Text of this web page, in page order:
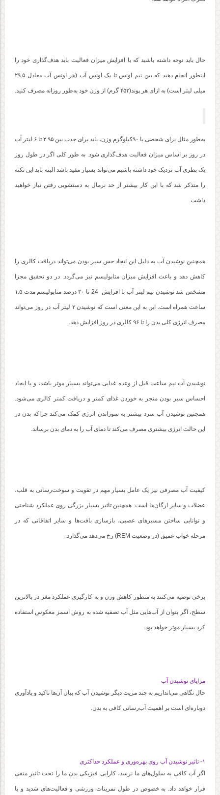
حال باید توجه داشته باشید که با افزایش میزان فعالیت باید هدف‌گذاری خود را
اینطور انجام دهید که بین نیم اونس تا یک اونس آب (هر اونس آب معادل ۲۹.۵
میلی لیتر است) به ازای هر پوند(۴۵۳ گرم) از وزن خود به‌طور روزانه مصرف کنید.
به‌طور مثال برای شخصی با ۹۰کیلوگرم وزن، باید برای جذب بین ۲.۹۵ تا ۶ لیتر آب
در روز بر اساس میزان فعالیت هدف‌گذاری شود. به طور کلی اگر در طول روز
یک بطری آب نزدیک خود داشته باشیم می‌تواند بسیار مفید باشد البته باید این نکته
را متذکر شد که با این کار بیشتر از حد نرمال به دستشویی رفتن نیاز خواهید
داشت.
همچنین نوشیدن آب به دلیل این ایجاد حس سیر بودن می‌تواند دریافت کالری را
کاهش دهد و باعث افزایش میزان متابولیسم نیز می‌گردد. در دو تحقیق مجزا
مشخص شد نوشیدن نیم لیتر آب با افزایش 24 تا ۳۰ درصد متابولیسم مدت ۱.۵
ساعت همراه است. این به این معنی است که نوشیدن ۲ لیتر آب در روز می‌تواند
مصرف انرژی کلی بدن را تا ۹۶ کالری در روز افزایش دهد.
نوشیدن آب نیم ساعت قبل از وعده غذایی می‌تواند بسیار موثر باشد، و با ایجاد
احساس سیر بودن منجر به خوردن غذای کمتر و دریافت کمتر کالری می‌شود.
همچنین نوشیدن آب سرد بیشتر به سوزاندن انرژی کمک می‌کند چراکه بدن در
این حالت انرژی بیشتری مصرف می‌کند تا دمای آب را به دمای بدن برساند.
کیفیت آب مصرفی نیز یک عامل بسیار مهم در تقویت و سوخت‌رسانی به قلب،
عضلات و سایر ارگان‌ها است. همچنین تاثیر بسیار بزرگی روی عملکرد شناختی
و توانایی ساختن مسیرهای عصبی، بازسازی بافت‌ها و سایر اتفاقاتی که در
مرحله خواب عمیق (در وضعیت REM) رخ می‌دهد می‌گذارد.
برخی توصیه می‌کنند به منظور کاهش وزن و به کارگیری عملکرد مغز در بالاترین
سطح، اگر بتوان از آب‌هایی مثل آب تصفیه شده به روش اسمز معکوس استفاده
کرد بسیار موثر خواهد بود.
مزایای نوشیدن آب
حال نگاهی می‌اندازیم به چند مزیت دیگر نوشیدن آب که بیان آن‌ها تاکید و یادآوری
دوباره‌ای است بر اهمیت آب‌رسانی کافی به بدن.
۱- تاثیر نوشیدن آب روی بهره‌وری و عملکرد حداکثری
اگر آب کافی به سلول‌های ما نرسد، کارایی فیزیکی بدن ما را تحت تاثیر منفی
قرار خواهد داد. به خصوص در طول تمرینات ورزشی و فعالیت‌های شدید و یا